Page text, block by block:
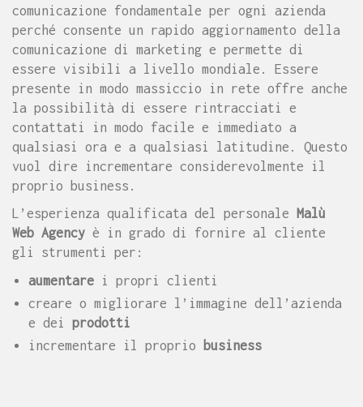
comunicazione fondamentale per ogni azienda
perché consente un rapido aggiornamento della
comunicazione di marketing e permette di
essere visibili a livello mondiale. Essere
presente in modo massiccio in rete offre anche
la possibilità di essere rintracciati e
contattati in modo facile e immediato a
qualsiasi ora e a qualsiasi latitudine. Questo
vuol dire incrementare considerevolmente il
proprio business.
L’esperienza qualificata del personale Malù
Web Agency è in grado di fornire al cliente
gli strumenti per:
aumentare i propri clienti
creare o migliorare l’immagine dell’azienda
e dei prodotti
incrementare il proprio
business